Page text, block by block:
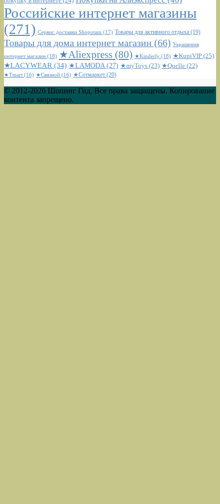
Российские интернет магазины
(271) Сервис доставки Shopotam (17) Товары для активного отдыха (19)
Товары для дома интернет магазин (66) Украшения
интернет магазин (18) ★Aliexpress (80) ★Kinderly (18) ★KupiVIP (25)
★LACYWEAR (34) ★LAMODA(27) ★myToys (23) ★Quelle (22)
★Tmart (16) ★Связной (16) ★Сотмаркет (20)
© 2012-2026 Шопинг Гид. Все права защищены. Копирование
контента запрещено.